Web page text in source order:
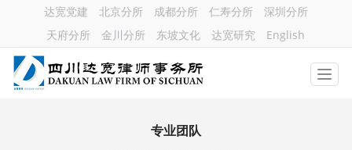
达宽党建 北京分所 成都分所 仁寿分所
深圳分所
天府分所
金川分所 东坡文化 达宽研究 English
专业团队